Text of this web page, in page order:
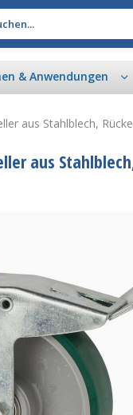
& Anwendungen
aus Stahlblech,
aus